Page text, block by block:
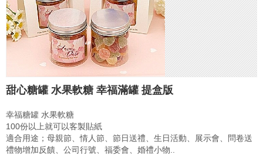
甜心糖罐 水果軟糖 幸福滿罐 提盒版
幸福糖罐 水果軟糖
100份以上就可以客製貼紙
適合用途；母親節、情人節、節日送禮、生日活動、展示會、問卷送
禮物增加反饋、公司行號、福委會、婚禮小物..